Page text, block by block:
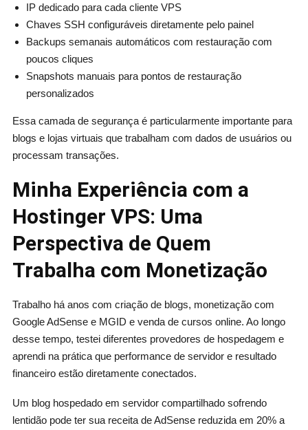
IP dedicado para cada cliente VPS
Chaves SSH configuráveis diretamente pelo painel
Backups semanais automáticos com restauração com
poucos cliques
Snapshots manuais para pontos de restauração
personalizados
Essa camada de segurança é particularmente importante para
blogs e lojas virtuais que trabalham com dados de usuários ou
processam transações.
Minha Experiência com a
Hostinger VPS: Uma
Perspectiva de Quem
Trabalha com Monetização
Trabalho há anos com criação de blogs, monetização com
Google AdSense e MGID e venda de cursos online. Ao longo
desse tempo, testei diferentes provedores de hospedagem e
aprendi na prática que performance de servidor e resultado
financeiro estão diretamente conectados.
Um blog hospedado em servidor compartilhado sofrendo
lentidão pode ter sua receita de AdSense reduzida em 20% a